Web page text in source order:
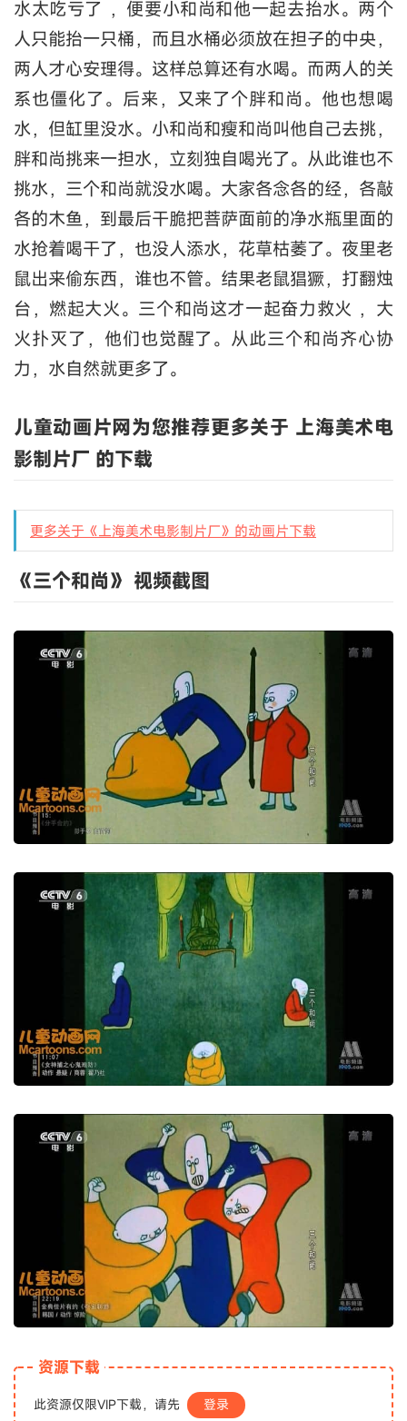
水太吃亏了 ，便要小和尚和他一起去抬水。两个
人只能抬一只桶，而且水桶必须放在担子的中央，
两人才心安理得。这样总算还有水喝。而两人的关
系也僵化了。后来，又来了个胖和尚。他也想喝
水，但缸里没水。小和尚和瘦和尚叫他自己去挑，
胖和尚挑来一担水，立刻独自喝光了。从此谁也不
挑水，三个和尚就没水喝。大家各念各的经，各敲
各的木鱼，到最后干脆把菩萨面前的净水瓶里面的
水抢着喝干了，也没人添水，花草枯萎了。夜里老
鼠出来偷东西，谁也不管。结果老鼠猖獗，打翻烛
台，燃起大火。三个和尚这才一起奋力救火 ，大
火扑灭了，他们也觉醒了。从此三个和尚齐心协
力，水自然就更多了。
儿童动画片网为您推荐更多关于 上海美术电
影制片厂 的下载
更多关于《上海美术电影制片厂》的动画片下载
《三个和尚》 视频截图
资源下载
此资源仅限VIP下载，请先 登录